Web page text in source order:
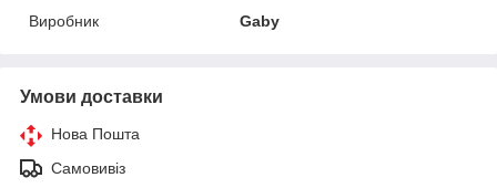
Виробник
Gaby
Умови доставки
Нова Пошта
Самовивіз